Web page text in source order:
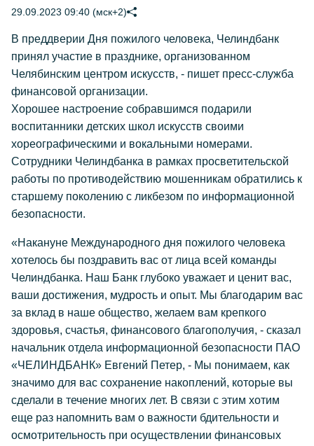
29.09.2023 09:40 (мск+2)
В преддверии Дня пожилого человека, Челиндбанк
принял участие в празднике, организованном
Челябинским центром искусств, - пишет пресс-служба
финансовой организации.
Хорошее настроение собравшимся подарили
воспитанники детских школ искусств своими
хореографическими и вокальными номерами.
Сотрудники Челиндбанка в рамках просветительской
работы по противодействию мошенникам обратились к
старшему поколению с ликбезом по информационной
безопасности.
«Накануне Международного дня пожилого человека
хотелось бы поздравить вас от лица всей команды
Челиндбанка. Наш Банк глубоко уважает и ценит вас,
ваши достижения, мудрость и опыт. Мы благодарим вас
за вклад в наше общество, желаем вам крепкого
здоровья, счастья, финансового благополучия, - сказал
начальник отдела информационной безопасности ПАО
«ЧЕЛИНДБАНК» Евгений Петер, - Мы понимаем, как
значимо для вас сохранение накоплений, которые вы
сделали в течение многих лет. В связи с этим хотим
еще раз напомнить вам о важности бдительности и
осмотрительность при осуществлении финансовых